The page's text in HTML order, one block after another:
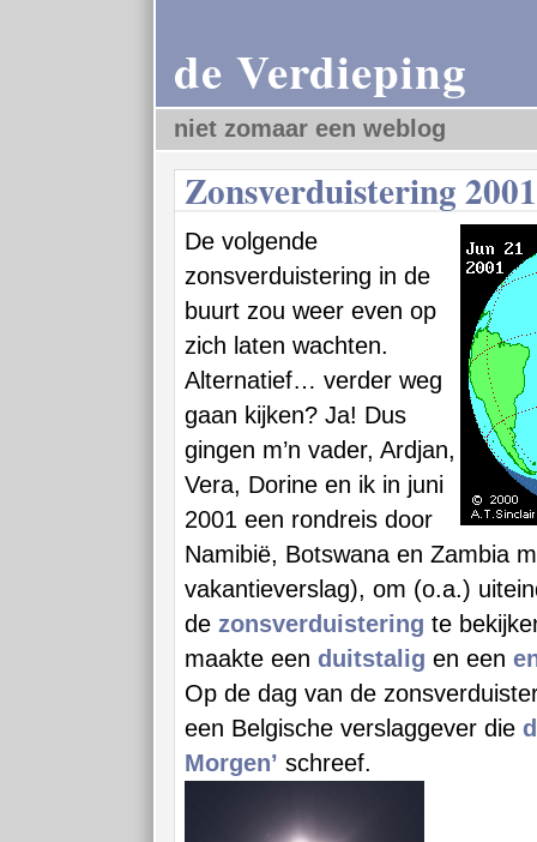
de Verdieping
niet zomaar een weblog
Zonsverduistering 2001
De volgende
zonsverduistering in de
buurt zou weer even op
zich laten wachten.
Alternatief… verder weg
gaan kijken? Ja! Dus
gingen m’n vader, Ardjan,
Vera, Dorine en ik in juni
2001 een rondreis door
Namibië, Botswana en Zambia
vakantieverslag), om (o.a.)
de zonsverduistering te
maakte een duitstalig en een
Op de dag van de
een Belgische verslaggever die
Morgen’ schreef.